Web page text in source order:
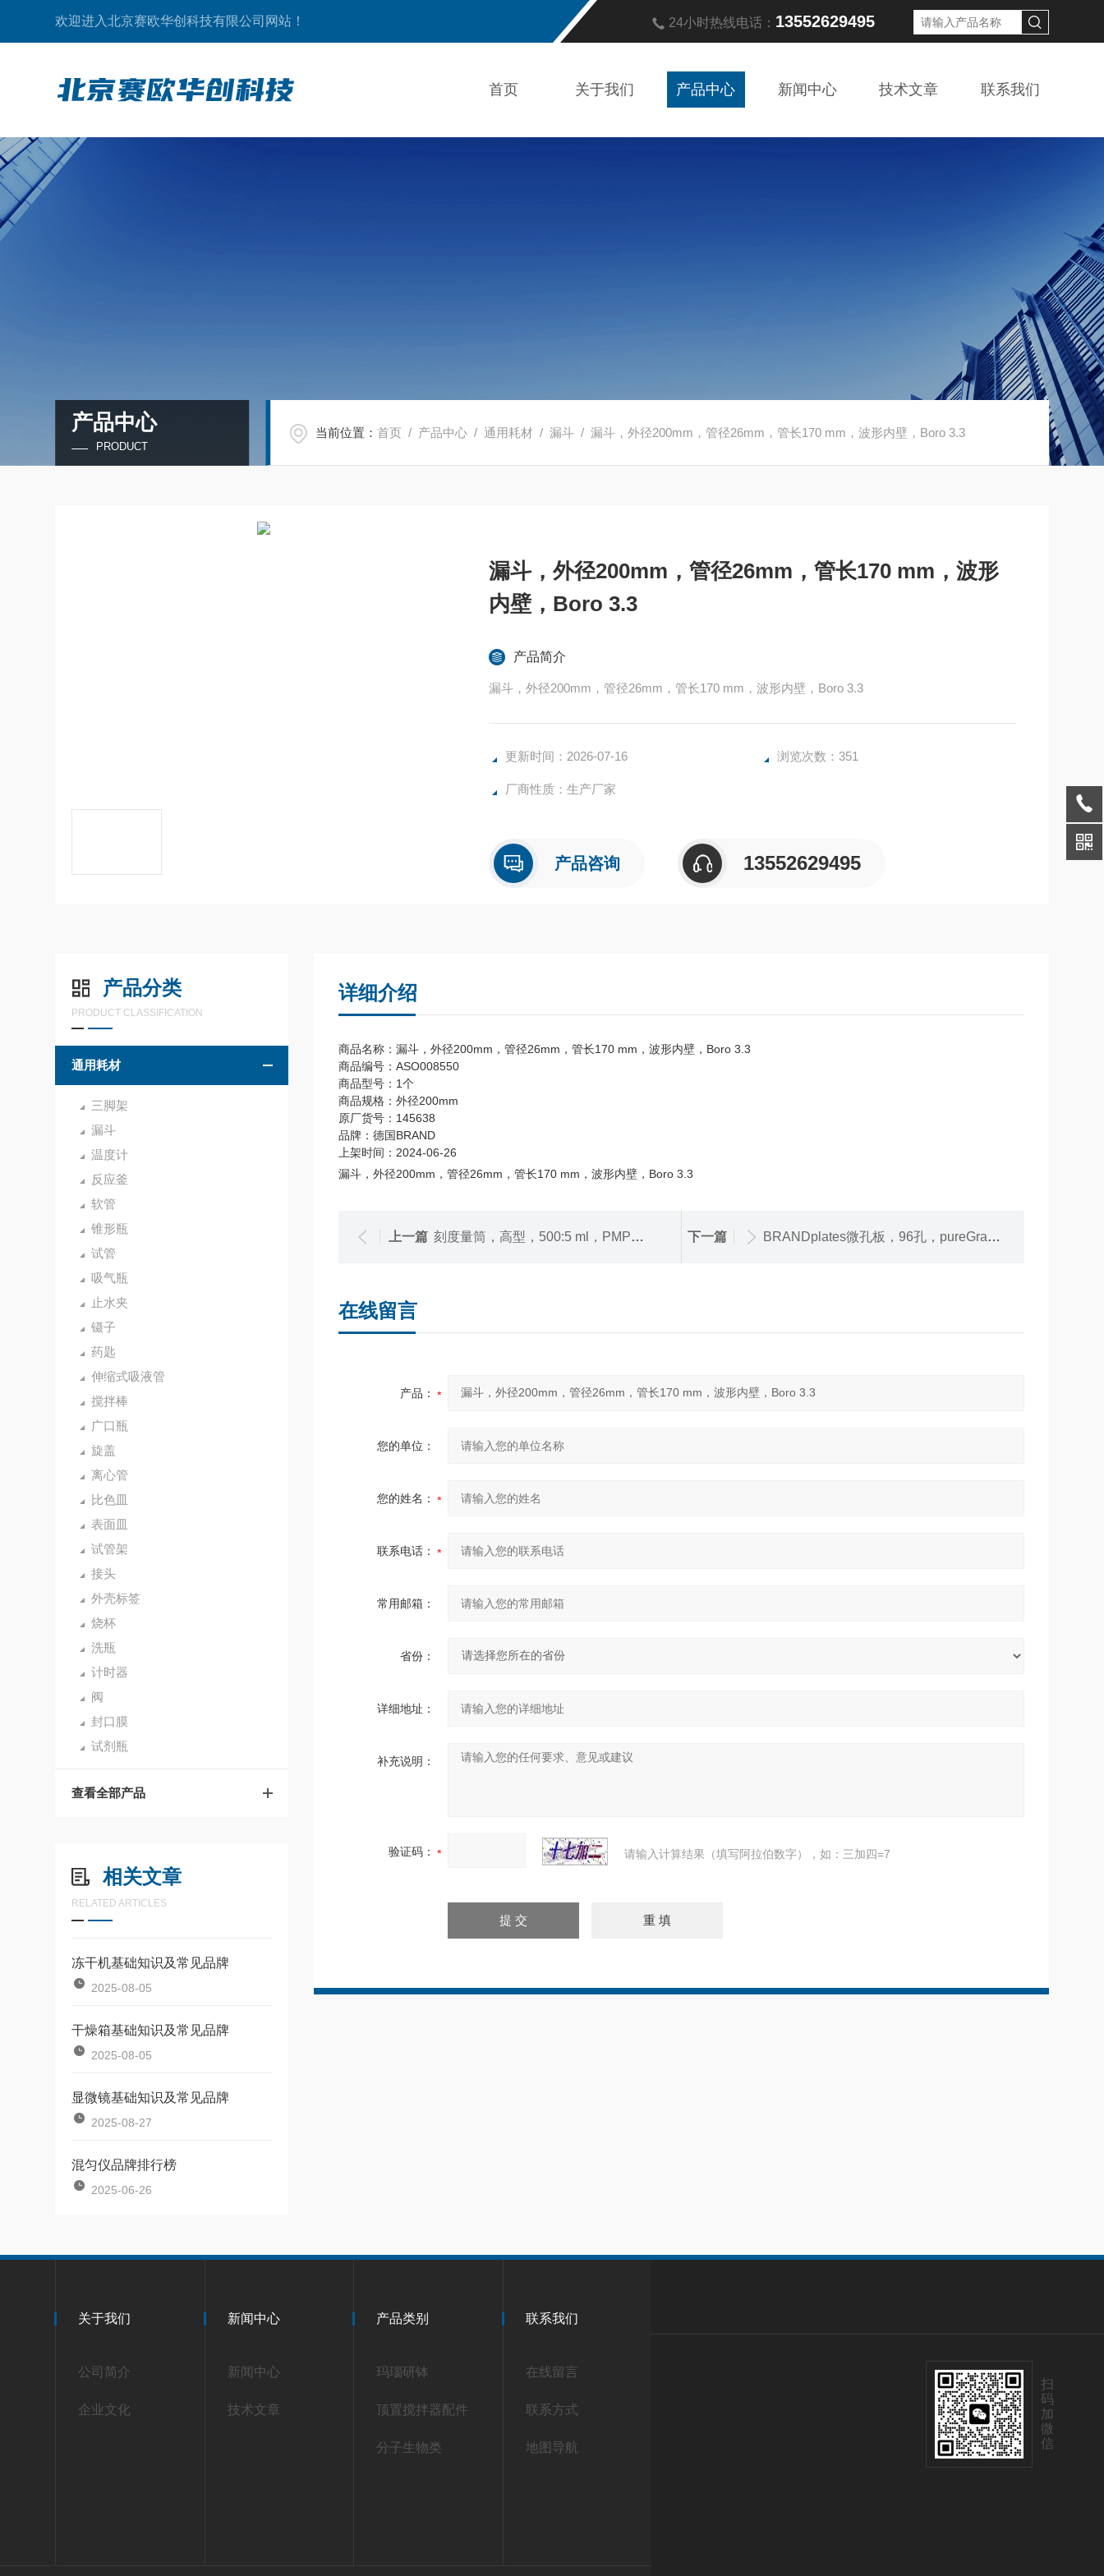
欢迎进入北京赛欧华创科技有限公司网站！ 24小时热线电话： 13552629495
首页 关于我们 产品中心 新闻中心 技术文章 联系我们
产品中心
PRODUCT
当前位置：首页 / 产品中心 /通用耗材 /漏斗 / 漏斗，外径200mm，管径26mm，管长170 mm，波形内壁，Boro 3.3
漏斗，外径200mm，管径26mm，管长170 mm，波形
内壁，Boro 3.3
产品简介
漏斗，外径200mm，管径26mm，管长170 mm，波形内壁，Boro 3.3
更新时间：2026-07-16 浏览次数：351
厂商性质：生产厂家
产品咨询 13552629495
产品分类
PRODUCT CLASSIFICATION
通用耗材
三脚架
漏斗
温度计
反应釜
软管
锥形瓶
试管
吸气瓶
止水夹
镊子
药匙
伸缩式吸液管
搅拌棒
广口瓶
旋盖
离心管
比色皿
表面皿
试管架
接头
外壳标签
烧杯
洗瓶
计时器
阀
封口膜
试剂瓶
查看全部产品
相关文章
RELATED ARTICLES
冻干机基础知识及常见品牌
2025-08-05
干燥箱基础知识及常见品牌
2025-08-05
显微镜基础知识及常见品牌
2025-08-27
混匀仪品牌排行榜
2025-06-26
详细介绍
商品名称：漏斗，外径200mm，管径26mm，管长170 mm，波形内壁，Boro 3.3
商品编号：ASO008550
商品型号：1个
商品规格：外径200mm
原厂货号：145638
品牌：德国BRAND
上架时间：2024-06-26
漏斗，外径200mm，管径26mm，管长170 mm，波形内壁，Boro 3.3
上一篇 刻度量筒，高型，500:5 ml，PMP材质，蓝色刻度 下一篇 BRANDplates微孔板，96孔，pureGrade S，PS材质，透明，C形底, BIO-CERT CELL CULTURE STERILE，灭菌
在线留言
产品：
您的单位：
您的姓名：
联系电话：
常用邮箱：
省份：
详细地址：
补充说明：
验证码： 请输入计算结果（填写阿拉伯数字），如：三加四=7
关于我们
公司简介
企业文化
新闻中心
新闻中心
技术文章
产品类别
玛瑙研钵
顶置搅拌器配件
分子生物类
联系我们
在线留言
联系方式
地图导航
扫
码
加
微
信